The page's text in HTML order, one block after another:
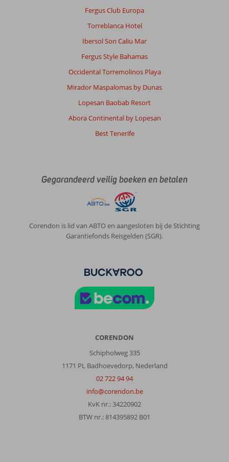
Fergus Club Europa
Torreblanca Hotel
Ibersol Son Caliu Mar
Fergus Style Bahamas
Occidental Torremolinos Playa
Mirador Maspalomas by Dunas
Lopesan Baobab Resort
Abora Continental by Lopesan
Best Tenerife
Gegarandeerd veilig boeken en betalen
Corendon is lid van ABTO en aangesloten bij de Stichting
Garantiefonds Reisgelden (SGR).
CORENDON
Schipholweg 335
1171 PL Badhoevedorp, Nederland
02 722 94 94
info@corendon.be
KvK nr.: 34220902
BTW nr.: 814395892 B01